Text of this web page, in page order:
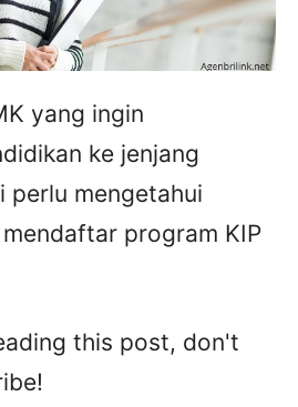
yang ingin
ke jenjang
perlu mengetahui
program KIP
this post, don't